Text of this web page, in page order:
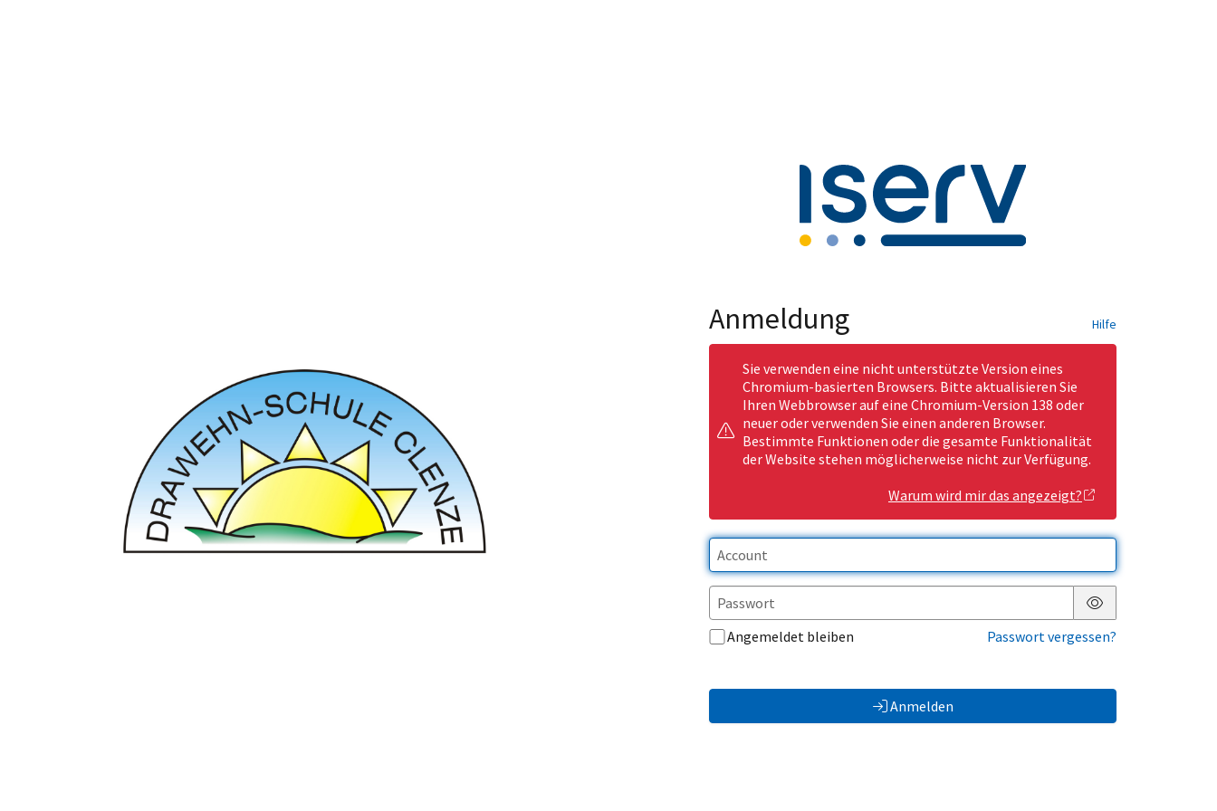
Anmeldung Hilfe
Sie verwenden eine nicht unterstützte Version eines
Chromium-basierten Browsers. Bitte aktualisieren Sie
Ihren Webbrowser auf eine Chromium-Version 138 oder
neuer oder verwenden Sie einen anderen Browser.
Bestimmte Funktionen oder die gesamte Funktionalität
der Website stehen möglicherweise nicht zur Verfügung.
Warum wird mir das angezeigt?
Passwort anzeigen
Angemeldet bleiben
Passwort vergessen?
Anmelden